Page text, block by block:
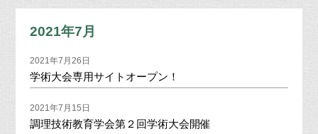
2021年7月
2021年7月26日
学術大会専用サイトオープン！
2021年7月15日
調理技術教育学会第２回学術大会開催